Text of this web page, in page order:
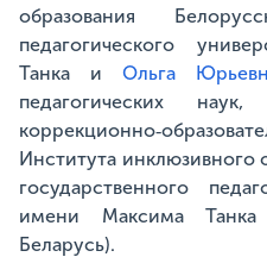
образования
педагогического
Танка и Ольга
педагогических
Института инклюзивного
государственного
имени Максима
Беларусь).